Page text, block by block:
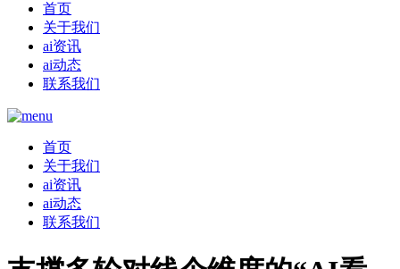
首页
关于我们
ai资讯
ai动态
联系我们
首页
关于我们
ai资讯
ai动态
联系我们